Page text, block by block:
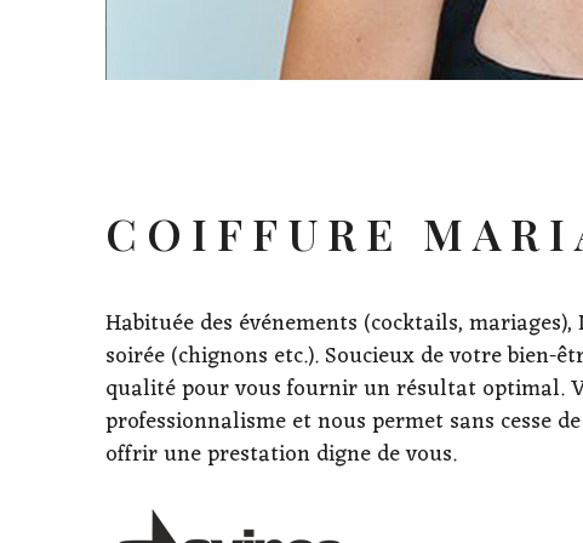
COIFFURE
Habituée des événements (cocktails,
soirée (chignons etc.). Soucieux de votre bien-
qualité pour vous fournir un résultat optimal.
professionnalisme et nous permet sans cesse
offrir une prestation digne de vous.